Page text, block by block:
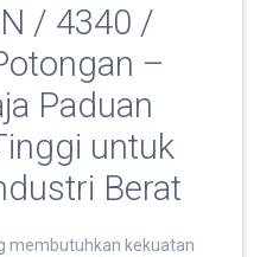
/ 4340 /
–
Paduan
untuk
Berat
membutuhkan kekuatan